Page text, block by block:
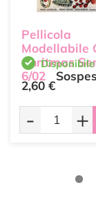
Pellicola
Modellabile
Chritmas
6/02
Trasparente
Disponibile
2,60 €
- +